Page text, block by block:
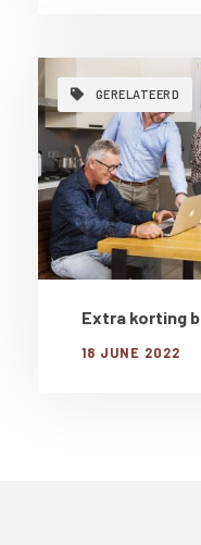
GERELATEERD
Extra korting
18 JUNE 2022